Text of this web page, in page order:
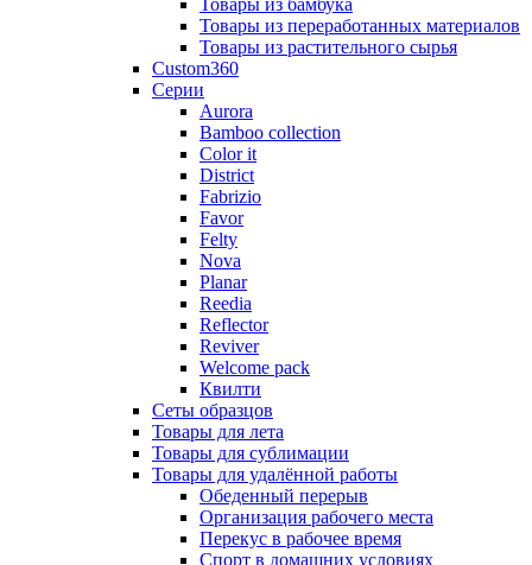
Товары из бамбука
Товары из переработанных материалов
Товары из растительного сырья
Custom360
Серии
Aurora
Bamboo collection
Color it
District
Fabrizio
Favor
Felty
Nova
Planar
Reedia
Reflector
Reviver
Welcome pack
Квилти
Сеты образцов
Товары для лета
Товары для сублимации
Товары для удалённой работы
Обеденный перерыв
Организация рабочего места
Перекус в рабочее время
Спорт в домашних условиях